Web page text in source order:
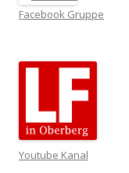
Facebook Gruppe
Youtube Kanal